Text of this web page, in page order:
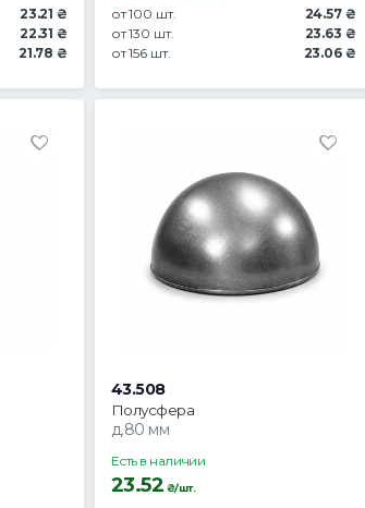
23.21 ₴
22.31 ₴
21.78 ₴
от 100 шт.
24.57 ₴
от 130 шт.
23.63 ₴
от 156 шт.
23.06 ₴
43.508
Полусфера
д.80 мм
Есть в наличии
23.52 ₴/шт.